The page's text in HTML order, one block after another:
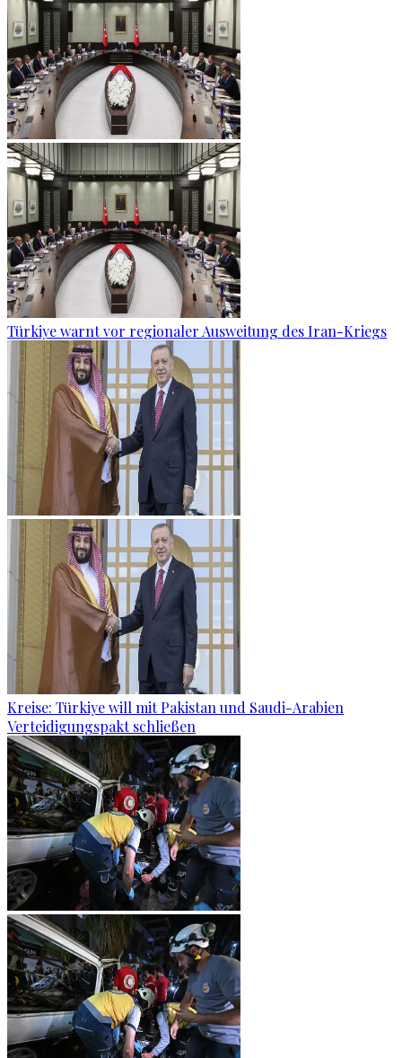
Türkiye warnt vor regionaler Ausweitung des Iran-Kriegs
Kreise: Türkiye will mit Pakistan und Saudi-Arabien
Verteidigungspakt schließen